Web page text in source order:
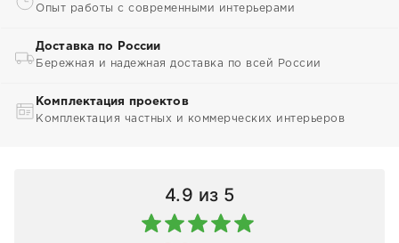
Опыт работы с современными интерьерами
Доставка по России
Бережная и надежная доставка по всей России
Комплектация проектов
Комплектация частных и коммерческих интерьеров
4.9 из 5